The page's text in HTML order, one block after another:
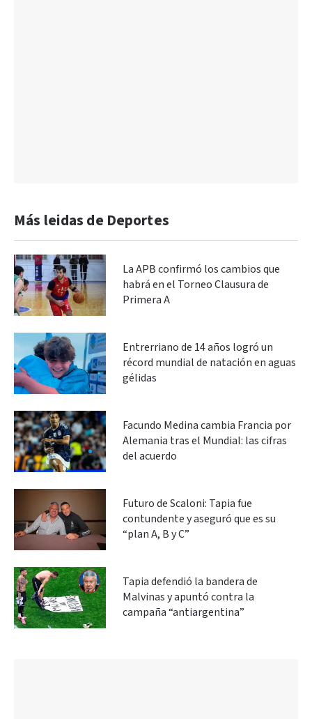
Más leidas de Deportes
La APB confirmó los cambios que
habrá en el Torneo Clausura de
Primera A
Entrerriano de 14 años logró un
récord mundial de natación en aguas
gélidas
Facundo Medina cambia Francia por
Alemania tras el Mundial: las cifras
del acuerdo
Futuro de Scaloni: Tapia fue
contundente y aseguró que es su
“plan A, B y C”
Tapia defendió la bandera de
Malvinas y apuntó contra la
campaña “antiargentina”